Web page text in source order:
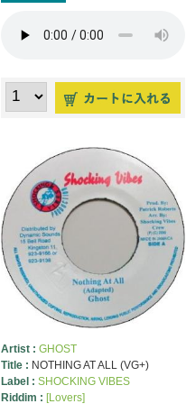
Artist : GHOST
Title : NOTHING AT ALL (VG+)
Label : SHOCKING VIBES
Riddim : [Lovers]